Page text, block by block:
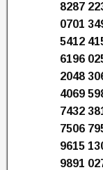
8287
0701
5412
6196
2048
4069
7432
7506
9615
9891